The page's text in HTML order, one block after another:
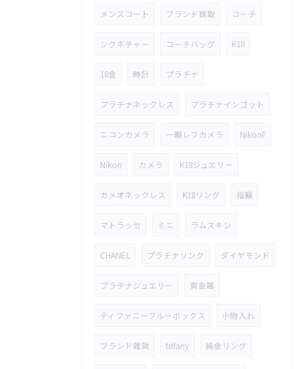
メンズコート ブランド買取 コーチ
シグネチャー コーチバッグ K18
18金 時計 プラチナ
プラチナネックレス プラチナインゴット
ニコンカメラ 一眼レフカメラ NikonF
Nikon カメラ K18ジュエリー
カメオネックレス K18リング 指輪
マトラッセ ミニ ラムスキン
CHANEL プラチナリング ダイヤモンド
プラチナジュエリー 貴金属
ティファニーブルーボックス 小物入れ
ブランド雑貨 tiffany 純金リング